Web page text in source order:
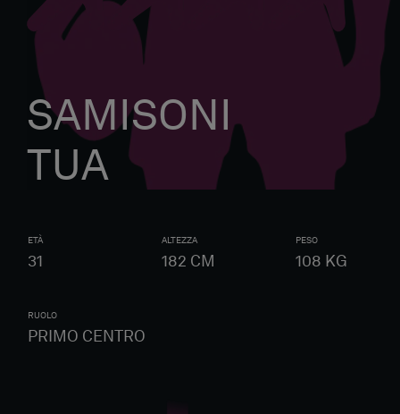
SAMISONI
TUA
ETÀ
31
ALTEZZA
182 CM
PESO
108 KG
RUOLO
PRIMO CENTRO